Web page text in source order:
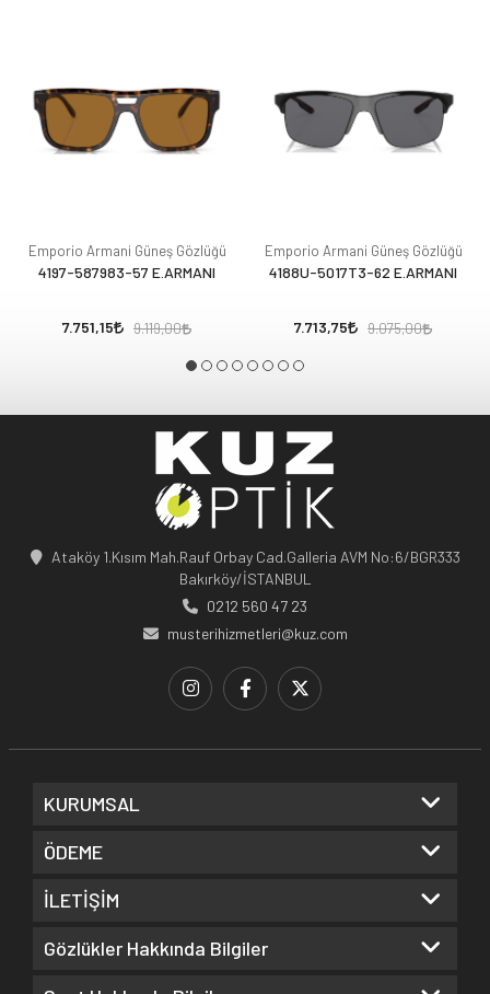
Emporio Armani Güneş Gözlüğü
4197-587983-57 E.ARMANI
7.751,15 9.119,00
Emporio Armani Güneş Gözlüğü
4188U-5017T3-62 E.ARMANI
7.713,75 9.075,00
Ataköy 1.Kısım Mah.Rauf Orbay Cad.Galleria AVM No:6/BGR333
Bakırköy/İSTANBUL
0212 560 47 23
musterihizmetleri@kuz.com
KURUMSAL
ÖDEME
İLETİŞİM
Gözlükler Hakkında Bilgiler